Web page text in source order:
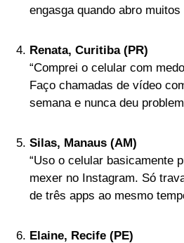
engasga quando abro muitos
Renata, Curitiba (PR)
“Comprei o celular com
Faço chamadas de vídeo
semana e nunca deu
Silas, Manaus (AM)
“Uso o celular basicamente
mexer no Instagram. Só
de três apps ao mesmo
Elaine, Recife (PE)